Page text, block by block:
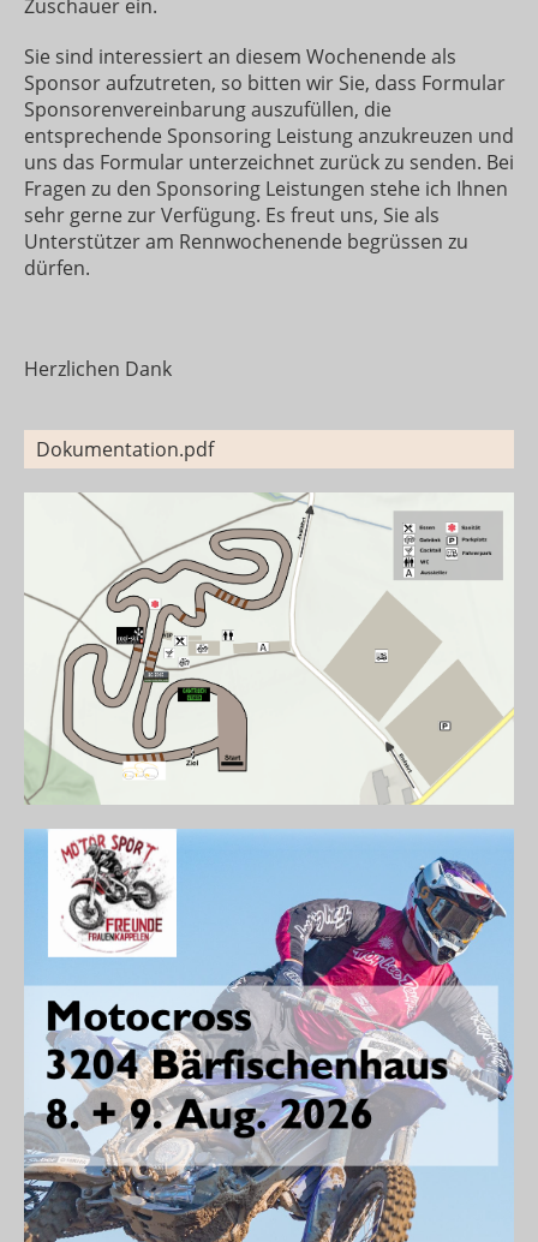
Zuschauer ein.
Sie sind interessiert an diesem Wochenende als
Sponsor aufzutreten, so bitten wir Sie, dass Formular
Sponsorenvereinbarung auszufüllen, die
entsprechende Sponsoring Leistung anzukreuzen und
uns das Formular unterzeichnet zurück zu senden. Bei
Fragen zu den Sponsoring Leistungen stehe ich Ihnen
sehr gerne zur Verfügung. Es freut uns, Sie als
Unterstützer am Rennwochenende begrüssen zu
dürfen.
Herzlichen Dank
Dokumentation.pdf